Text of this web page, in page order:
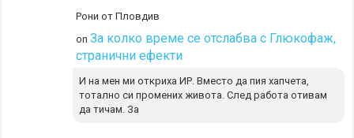
Рони от Пловдив
onЗа колко време се отслабва с Глюкофаж,
странични ефекти
И на мен ми откриха ИР. Вместо да пия хапчета,
тотално си промених живота. След работа отивам
да тичам. За